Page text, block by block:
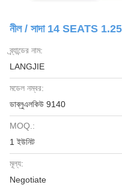
নীল / সাদা 14 SEATS 1.25L
ব্র্যান্ডের নাম:
LANGJIE
মডেল নম্বর:
ডাব্লুএলকিউ 9140
MOQ.:
1 ইউনিট
মূল্য:
Negotiate